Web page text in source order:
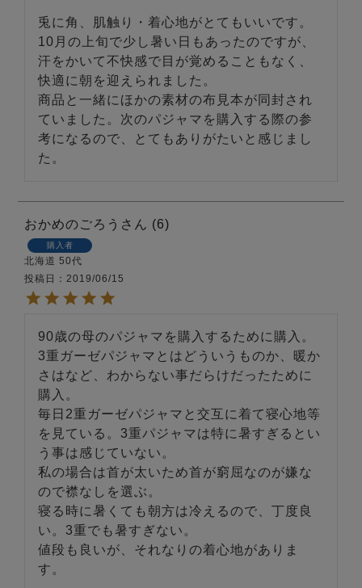
兎に角、肌触り・着心地がとてもいいです。
10月の上旬で少し暑い日もあったのですが、
汗をかいて不快感で目が覚めることもなく、
快適に朝を迎えられました。
商品と一緒にほかの素材の布見本が同封され
ていました。次のパジャマを購入する際の参
考になるので、とてもありがたいと感じまし
た。
おかめのごろう 6
購入者
北海道 50代
投稿日
2019/06/15
90歳の母のパジャマを購入するために購入。
3重ガーゼパジャマとはどういうものか、暖か
さはなど、わからない事だらけだったために
購入。
毎日2重ガーゼパジャマと交互に着て寝心地等
を見ている。3重パジャマは特に暑すぎるとい
う事は感じていない。
私の場合は首が太いため首が窮屈なのが嫌な
ので襟なしを選ぶ。
寝る時に暑くても朝方は冷えるので、丁度良
い。3重でも暑すぎない。
値段も良いが、それなりの着心地がありま
す。